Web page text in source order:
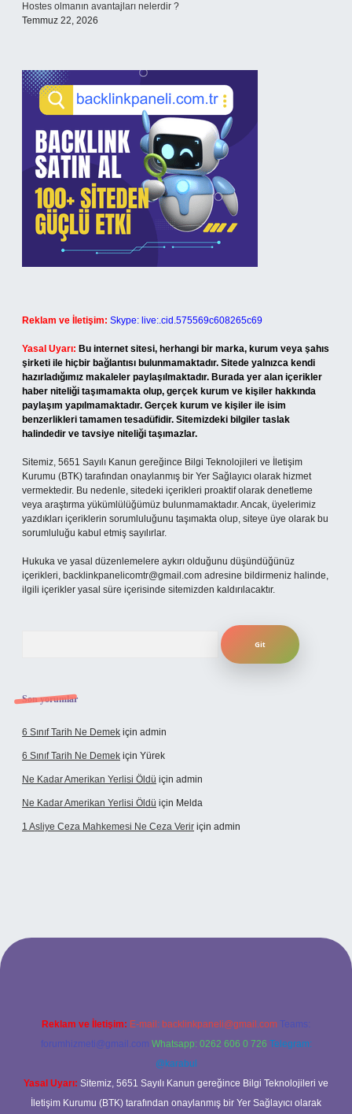
Hostes olmanın avantajları nelerdir ?
Temmuz 22, 2026
Reklam ve İletişim: Skype: live:.cid.575569c608265c69
Yasal Uyarı: Bu internet sitesi, herhangi bir marka, kurum veya şahıs
şirketi ile hiçbir bağlantısı bulunmamaktadır. Sitede yalnızca kendi
hazırladığımız makaleler paylaşılmaktadır. Burada yer alan içerikler
haber niteliği taşımamakta olup, gerçek kurum ve kişiler hakkında
paylaşım yapılmamaktadır. Gerçek kurum ve kişiler ile isim
benzerlikleri tamamen tesadüfidir. Sitemizdeki bilgiler taslak
halindedir ve tavsiye niteliği taşımazlar.
Sitemiz, 5651 Sayılı Kanun gereğince Bilgi Teknolojileri ve İletişim
Kurumu (BTK) tarafından onaylanmış bir Yer Sağlayıcı olarak hizmet
vermektedir. Bu nedenle, sitedeki içerikleri proaktif olarak denetleme
veya araştırma yükümlülüğümüz bulunmamaktadır. Ancak, üyelerimiz
yazdıkları içeriklerin sorumluluğunu taşımakta olup, siteye üye olarak bu
sorumluluğu kabul etmiş sayılırlar.
Hukuka ve yasal düzenlemelere aykırı olduğunu düşündüğünüz
içerikleri, backlinkpanelicomtr@gmail.com adresine bildirmeniz halinde,
ilgili içerikler yasal süre içerisinde sitemizden kaldırılacaktır.
Son yorumlar
6 Sınıf Tarih Ne Demek için admin
6 Sınıf Tarih Ne Demek için Yürek
Ne Kadar Amerikan Yerlisi Öldü için admin
Ne Kadar Amerikan Yerlisi Öldü için Melda
1 Asliye Ceza Mahkemesi Ne Ceza Verir için admin
Reklam ve İletişim: E-mail: backlinkpaneli@gmail.com Teams:
forumhizmeti@gmail.com Whatsapp: 0262 606 0 726 Telegram:
@karabul
Yasal Uyarı: Sitemiz, 5651 Sayılı Kanun gereğince Bilgi Teknolojileri ve
İletişim Kurumu (BTK) tarafından onaylanmış bir Yer Sağlayıcı olarak